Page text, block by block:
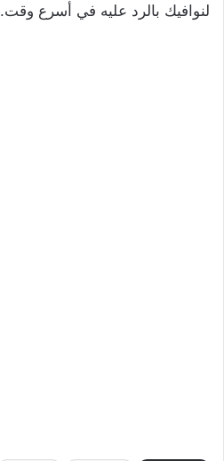
لنوافيك بالرد عليه في أسرع وقت.